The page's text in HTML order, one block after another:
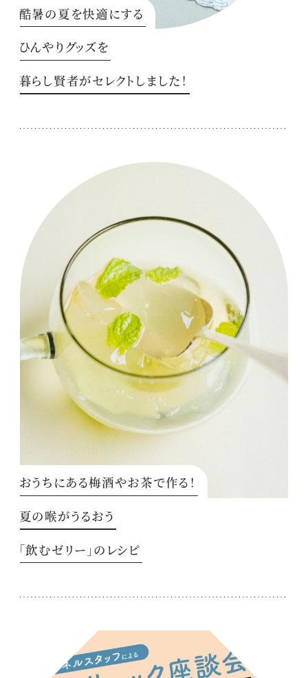
酷暑の夏を快適にする
ひんやりグッズを
暮らし賢者がセレクトしました！
おうちにある梅酒やお茶で作る！
夏の喉がうるおう
「飲むゼリー」のレシピ